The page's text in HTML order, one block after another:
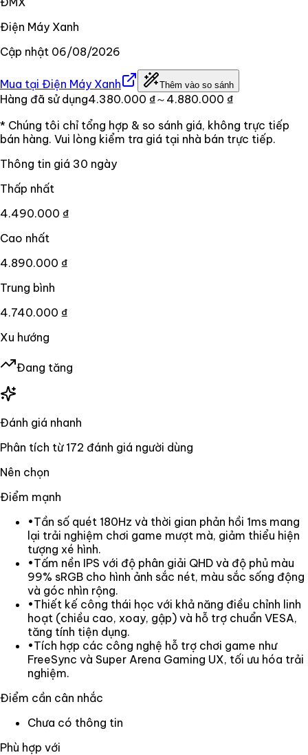
Điện Máy Xanh
Cập nhật 06/08/2026
Mua tại Điện Máy Xanh Thêm vào so sánh
Hàng đã sử dụng4.380.000 ₫～4.880.000 ₫
* Chúng tôi chỉ tổng hợp & so sánh giá, không trực tiếp
bán hàng. Vui lòng kiểm tra giá tại nhà bán trực tiếp.
Thông tin giá 30 ngày
Thấp nhất
4.490.000 ₫
Cao nhất
4.890.000 ₫
Trung bình
4.740.000 ₫
Xu hướng
Đang tăng
Đánh giá nhanh
Phân tích từ172 đánh giá người dùng
Nên chọn
Điểm mạnh
•Tần số quét 180Hz và thời gian phản hồi 1ms mang
lại trải nghiệm chơi game mượt mà, giảm thiểu hiện
tượng xé hình.
•Tấm nền IPS với độ phân giải QHD và độ phủ màu
99% sRGB cho hình ảnh sắc nét, màu sắc sống động
và góc nhìn rộng.
•Thiết kế công thái học với khả năng điều chỉnh linh
hoạt (chiều cao, xoay, gập) và hỗ trợ chuẩn VESA,
tăng tính tiện dụng.
•Tích hợp các công nghệ hỗ trợ chơi game như
FreeSync và Super Arena Gaming UX, tối ưu hóa trải
nghiệm.
Điểm cần cân nhắc
Chưa có thông tin
Phù hợp với